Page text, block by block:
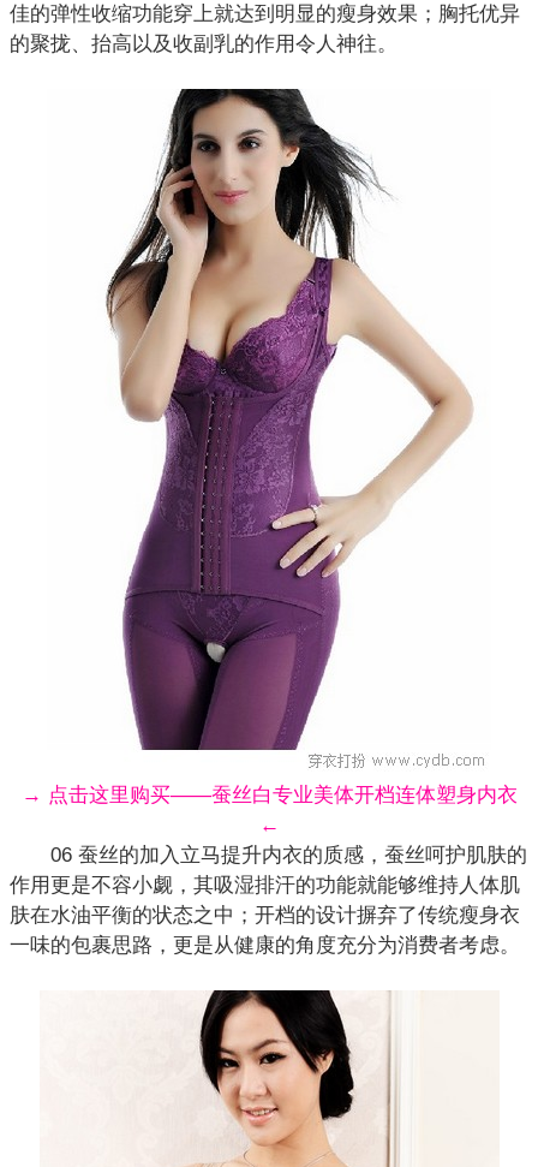
佳的弹性收缩功能穿上就达到明显的瘦身效果；胸托优异
的聚拢、抬高以及收副乳的作用令人神往。
→ 点击这里购买——蚕丝白专业美体开档连体塑身内衣
←
06 蚕丝的加入立马提升内衣的质感，蚕丝呵护肌肤的
作用更是不容小觑，其吸湿排汗的功能就能够维持人体肌
肤在水油平衡的状态之中；开档的设计摒弃了传统瘦身衣
一味的包裹思路，更是从健康的角度充分为消费者考虑。